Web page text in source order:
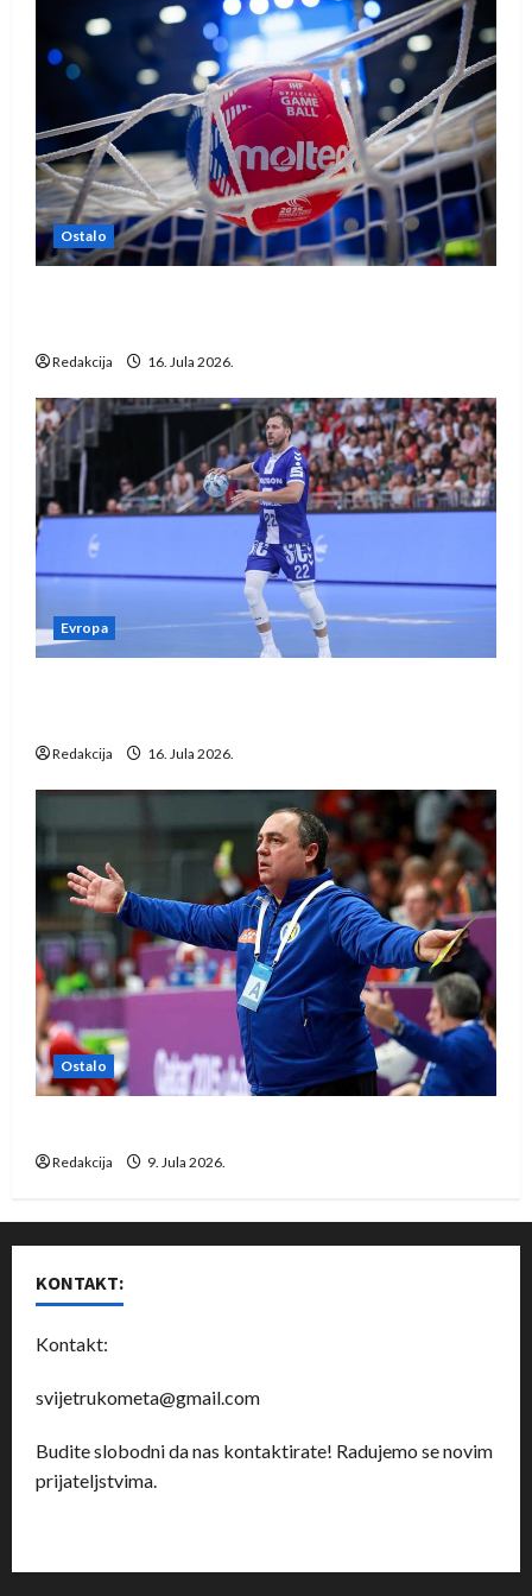
Ostalo
Redakcija 16. Jula 2026.
Evropa
Redakcija 16. Jula 2026.
Ostalo
Redakcija 9. Jula 2026.
KONTAKT:
Kontakt:
svijetrukometa@gmail.com
Budite slobodni da nas kontaktirate! Radujemo se novim
prijateljstvima.